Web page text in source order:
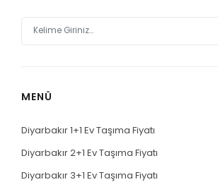
MENÜ
Diyarbakır 1+1 Ev Taşıma Fiyatı
Diyarbakır 2+1 Ev Taşıma Fiyatı
Diyarbakır 3+1 Ev Taşıma Fiyatı